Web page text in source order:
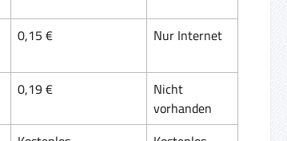
0,15 € Nur Internet
0,19 €
Nicht
vorhanden